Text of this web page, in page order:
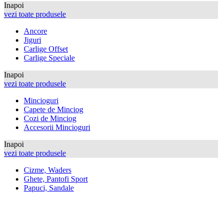
Inapoi
vezi toate produsele
Ancore
Jiguri
Carlige Offset
Carlige Speciale
Inapoi
vezi toate produsele
Mincioguri
Capete de Minciog
Cozi de Minciog
Accesorii Mincioguri
Inapoi
vezi toate produsele
Cizme, Waders
Ghete, Pantofi Sport
Papuci, Sandale